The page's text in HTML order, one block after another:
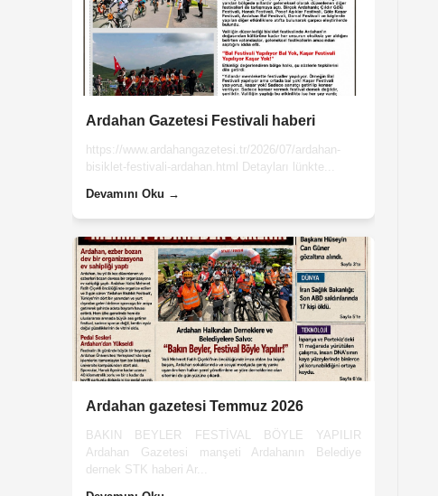
Ardahan Gazetesi Festivali haberi
https://www.ardahangazetesi.tr/2026/07/ardahan-
bisiklet-festivali-ardahan.html Detayları lünkte...
Devamını Oku →
Ardahan gazetesi Temmuz 2026
BAKIN BEYLER FESTİVAL BÖYLE YAPILIR
Ardahan Gazetesi manşeti Ardahanın Belediye
dernek STK haberi Ar...